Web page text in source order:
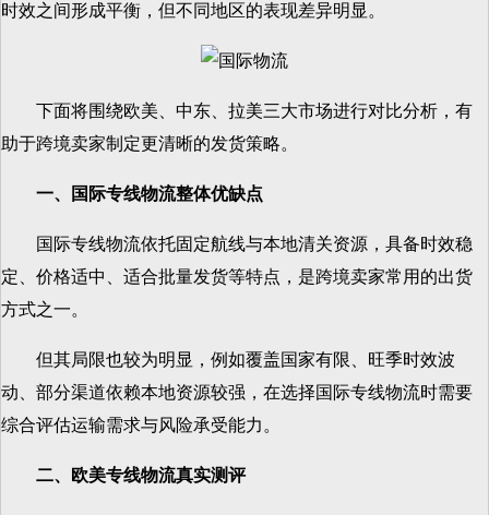
时效之间形成平衡，但不同地区的表现差异明显。
下面将围绕欧美、中东、拉美三大市场进行对比分析，有
助于跨境卖家制定更清晰的发货策略。
一、国际专线物流整体优缺点
国际专线物流依托固定航线与本地清关资源，具备时效稳
定、价格适中、适合批量发货等特点，是跨境卖家常用的出货
方式之一。
但其局限也较为明显，例如覆盖国家有限、旺季时效波
动、部分渠道依赖本地资源较强，在选择国际专线物流时需要
综合评估运输需求与风险承受能力。
二、欧美专线物流真实测评